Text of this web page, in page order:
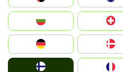
Switzerland
Deutschland
United Kingdom